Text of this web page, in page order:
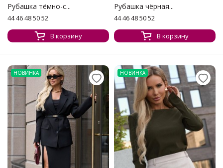
Рубашка тёмно-с...
44 46 48 50 52
В корзину
Рубашка чёрная...
44 46 48 50 52
В корзину
НОВИНКА НОВИНКА